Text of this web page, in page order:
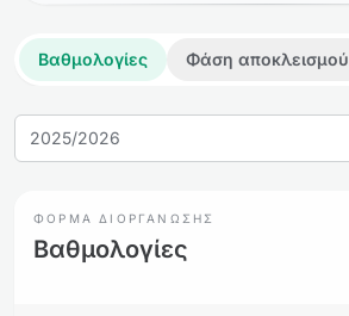
Βαθμολογίες Φάση αποκλεισμού
2025/2026
ΦΌΡΜΑ ΔΙΟΡΓΆΝΩΣΗΣ
Βαθμολογίες